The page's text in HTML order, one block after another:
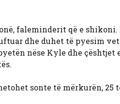
faleminderit që e
dhe duhet të pyesim
nëse Kyle dhe çështjet
sonte të mërkurën, 25